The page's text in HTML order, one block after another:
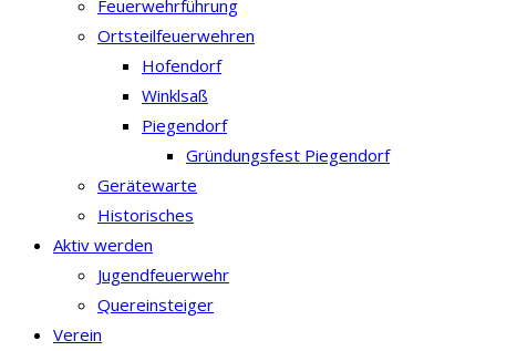
Feuerwehrführung
Ortsteilfeuerwehren
Hofendorf
Winklsaß
Piegendorf
Gründungsfest Piegendorf
Gerätewarte
Historisches
Aktiv werden
Jugendfeuerwehr
Quereinsteiger
Verein